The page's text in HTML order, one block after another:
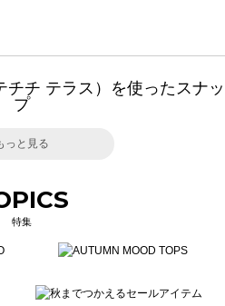
チチ テラス）を使ったスナッ
プ
っと見る
特集